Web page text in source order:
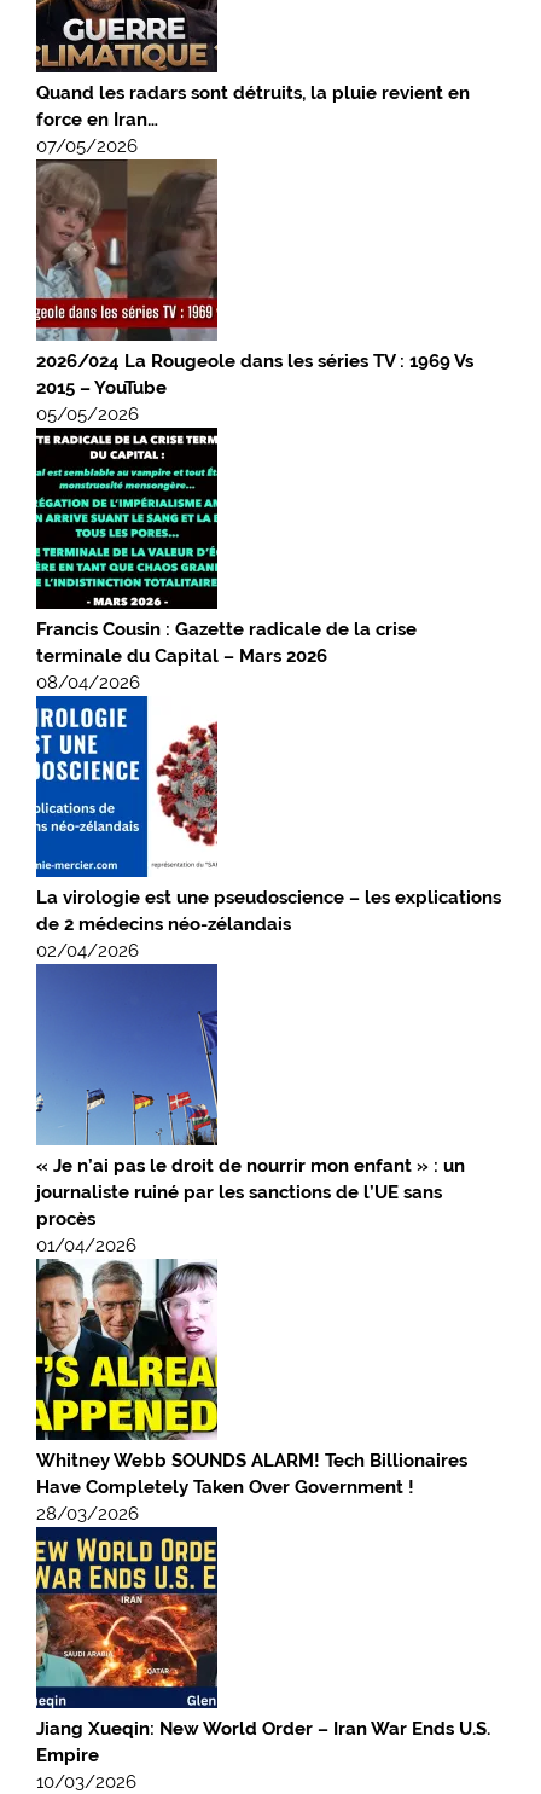
Quand les radars sont détruits, la pluie revient en
force en Iran…
07/05/2026
2026/024 La Rougeole dans les séries TV : 1969 Vs
2015 – YouTube
05/05/2026
Francis Cousin : Gazette radicale de la crise
terminale du Capital – Mars 2026
08/04/2026
La virologie est une pseudoscience – les explications
de 2 médecins néo-zélandais
02/04/2026
« Je n’ai pas le droit de nourrir mon enfant » : un
journaliste ruiné par les sanctions de l’UE sans
procès
01/04/2026
Whitney Webb SOUNDS ALARM! Tech Billionaires
Have Completely Taken Over Government !
28/03/2026
Jiang Xueqin: New World Order – Iran War Ends U.S.
Empire
10/03/2026